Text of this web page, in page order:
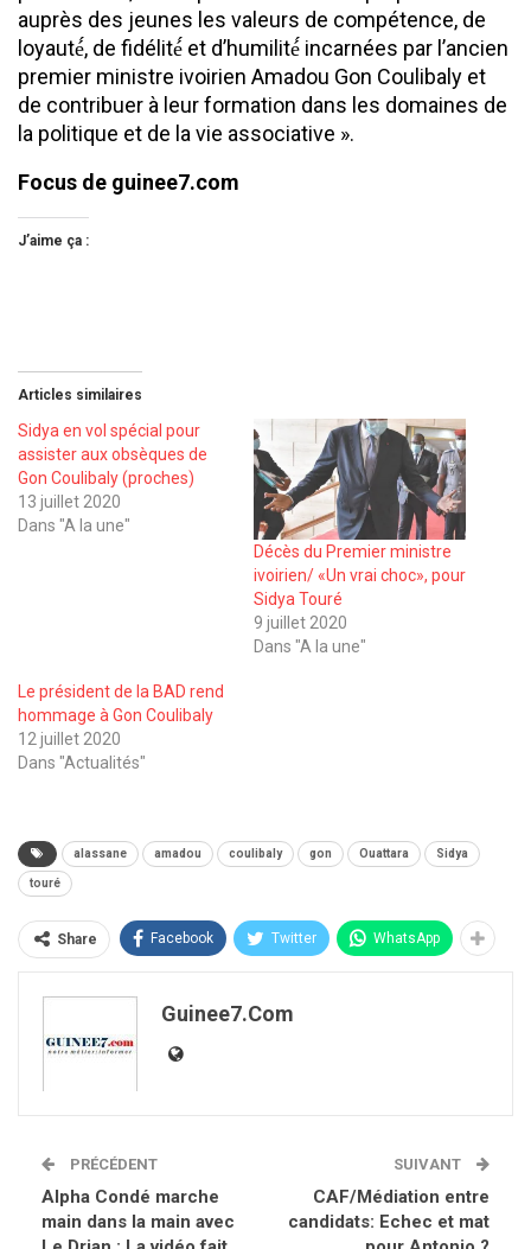
auprès des jeunes les valeurs de compétence, de
loyauté́, de fidélité́ et d’humilité́ incarnées par l’ancien
premier ministre ivoirien Amadou Gon Coulibaly et
de contribuer à leur formation dans les domaines de
la politique et de la vie associative ».
Focus de guinee7.com
J’aime ça :
Articles similaires
Sidya en vol spécial pour
assister aux obsèques de
Gon Coulibaly (proches)
13 juillet 2020
Dans "A la une"
Décès du Premier ministre
ivoirien/ «Un vrai choc», pour
Sidya Touré
9 juillet 2020
Dans "A la une"
Le président de la BAD rend
hommage à Gon Coulibaly
12 juillet 2020
Dans "Actualités"
alassane amadou coulibaly gon Ouattara Sidya
touré
Share Facebook Twitter WhatsApp
Guinee7.com
PRÉCÉDENT
Alpha Condé marche
main dans la main avec
SUIVANT
CAF/Médiation entre
candidats: Echec et mat